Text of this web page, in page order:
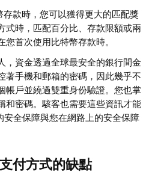
存款時，您可以獲得更大的匹配獎
式時，匹配百分比、存款限額或兩
首次使用比特幣存款時。
，資金透過全球最安全的銀行間金
著手機和郵箱的密碼，因此幾乎不
帳戶並繞過雙重身份驗證。您也掌
和密碼。駭客也需要這些資訊才能
全保障與您在網路上的安全保障
付方式的缺點